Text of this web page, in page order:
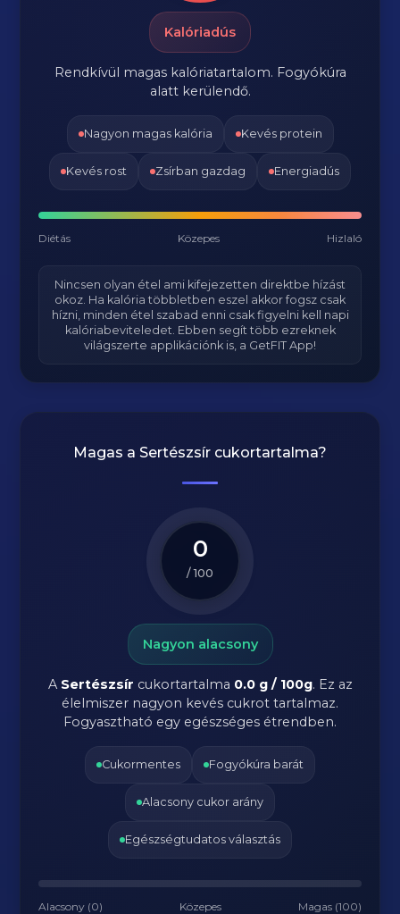
Kalóriadús
Rendkívül magas kalóriatartalom. Fogyókúra
alatt kerülendő.
Nagyon magas kalória Kevés protein
Kevés rost Zsírban gazdag Energiadús
Diétás Közepes Hizlaló
Nincsen olyan étel ami kifejezetten direktbe hízást
okoz. Ha kalória többletben eszel akkor fogsz csak
hízni, minden étel szabad enni csak figyelni kell napi
kalóriabeviteledet. Ebben segít több ezreknek
világszerte applikációnk is, a GetFIT App!
Magas a Sertészsír cukortartalma?
0
/ 100
Nagyon alacsony
A Sertészsír cukortartalma 0.0 g / 100g. Ez az
élelmiszer nagyon kevés cukrot tartalmaz.
Fogyasztható egy egészséges étrendben.
Cukormentes Fogyókúra barát
Alacsony cukor arány
Egészségtudatos választás
Alacsony (0) Közepes Magas (100)